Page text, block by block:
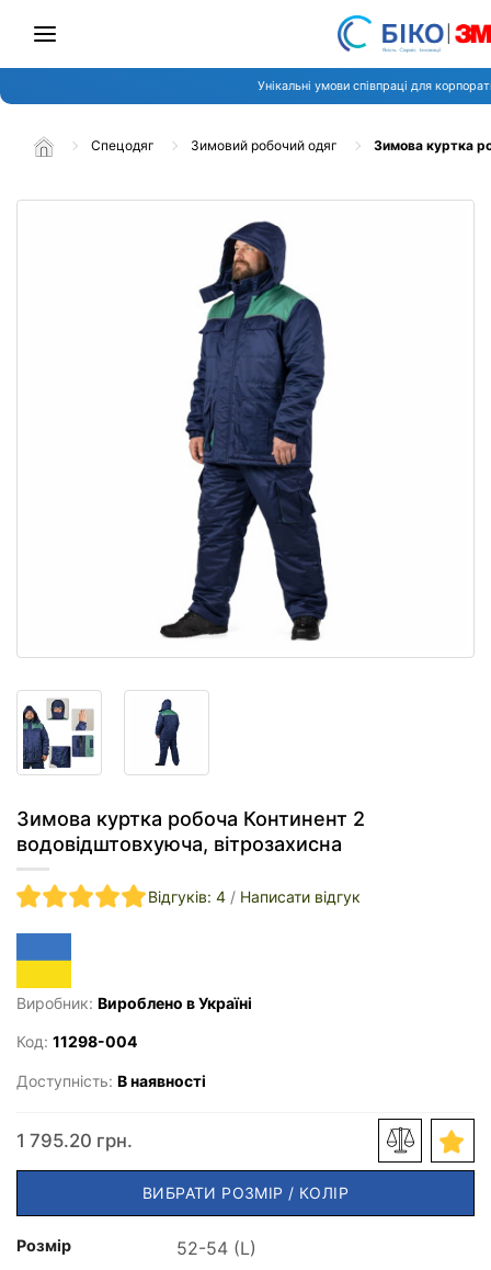
Унікальні умови співпраці для
Спецодяг Зимовий робочий одяг Зимова куртка
Зимова куртка робоча Континент 2
водовідштовхуюча, вітрозахисна
Відгуків: 4 / Написати відгук
Виробник: Вироблено в Україні
Код: 11298-004
Доступність: В наявності
1 795.20 грн.
ВИБРАТИ РОЗМІР / КОЛІР
Розмір